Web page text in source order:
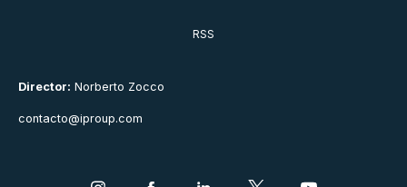
Director: Norberto Zocco
contacto@iproup.com
RSS